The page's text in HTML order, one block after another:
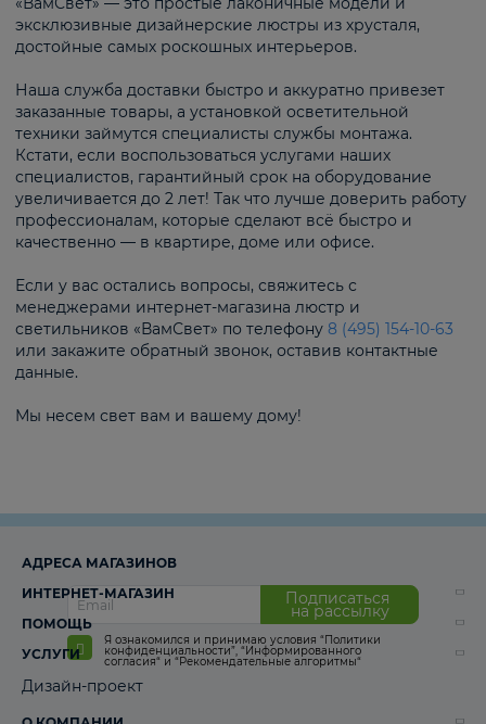
эксклюзивные дизайнерские люстры из хрусталя,
достойные самых роскошных интерьеров.
Наша служба доставки быстро и аккуратно привезет
заказанные товары, а установкой осветительной
техники займутся специалисты службы монтажа.
Кстати, если воспользоваться услугами наших
специалистов, гарантийный срок на оборудование
увеличивается до 2 лет! Так что лучше доверить работу
профессионалам, которые сделают всё быстро и
качественно — в квартире, доме или офисе.
Если у вас остались вопросы, свяжитесь с
менеджерами интернет-магазина люстр и
светильников «ВамСвет» по телефону 8 (495) 154-10-63
или закажите обратный звонок, оставив контактные
данные.
Мы несем свет вам и вашему дому!
Подписаться
на рассылку
Я ознакомился и принимаю условия “Политики
конфиденциальности”, “Информированного
согласия“ и “Рекомендательные алгоритмы“
АДРЕСА МАГАЗИНОВ
ИНТЕРНЕТ-МАГАЗИН
ПОМОЩЬ
УСЛУГИ
Дизайн-проект